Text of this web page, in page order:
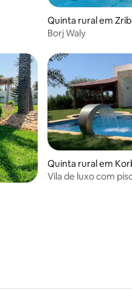
Quinta rural em
Borj Waly
Quinta rural em
Vila de luxo com